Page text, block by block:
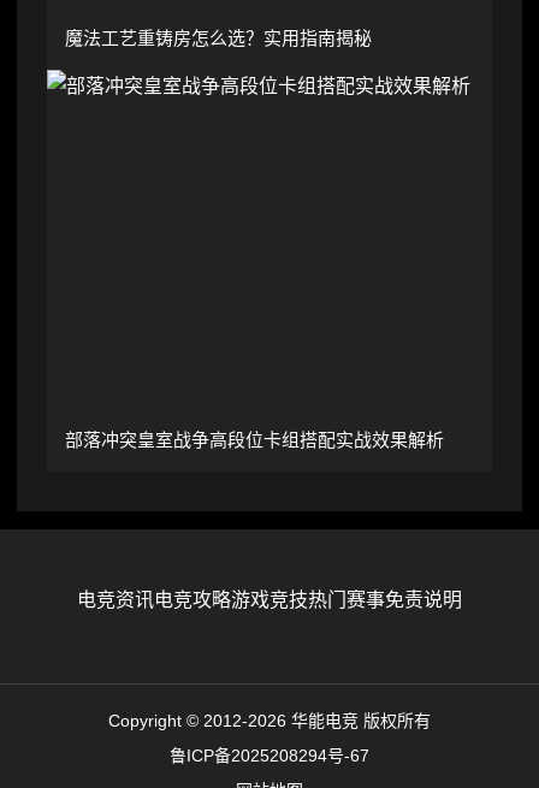
魔法工艺重铸房怎么选？实用指南揭秘
部落冲突皇室战争高段位卡组搭配实战效果解析
电竞资讯电竞攻略游戏竞技热门赛事免责说明
Copyright © 2012-2026 华能电竞 版权所有
鲁ICP备2025208294号-67